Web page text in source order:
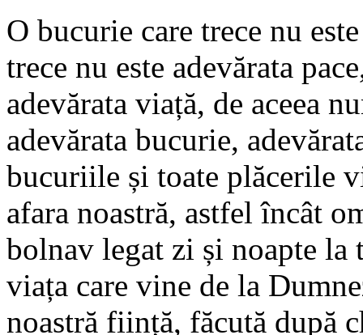
O bucurie care trece nu
trece nu este adevărata
adevărata viață, de aceea
adevărata bucurie,
bucuriile și toate plăcerile
afara noastră, astfel încât
bolnav legat zi și noapte
viața care vine de la
noastră ființă, făcută după